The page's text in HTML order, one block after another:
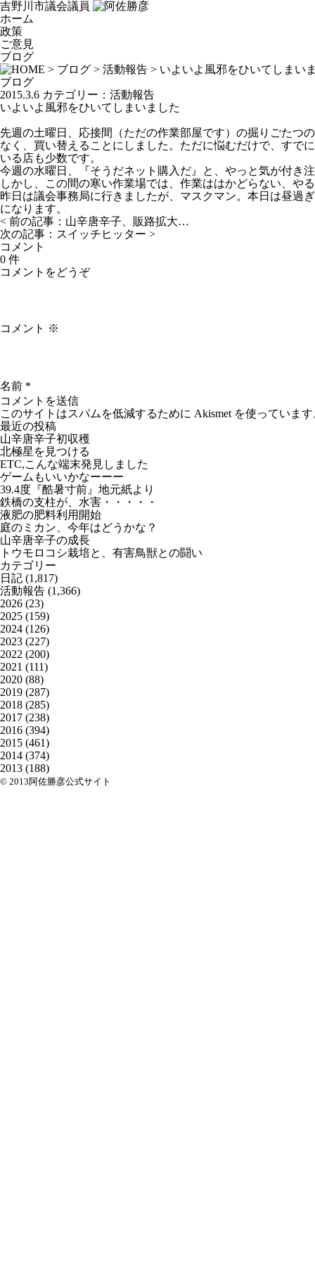
吉野川市議会議員
ホーム
政策
ご意見
ブログ
> ブログ > 活動報告 > いよいよ風邪をひいてしまい
ブログ
2015.3.6 カテゴリー： 活動報告
いよいよ風邪をひいてしまいました
先週の土曜日、応接間（ただの作業部屋です）の掘りごたつ
なく、買い替えることにしました。ただに悩むだけで、すで
いる店も少数です。
今週の水曜日、『そうだネット購入だ』と、やっと気が付き
しかし、この間の寒い作業場では、作業ははかどらない、や
昨日は議会事務局に行きましたが、マスクマン。本日は昼過
になります。
< 前の記事： 山辛唐辛子、販路拡大…
次の記事： スイッチヒッター >
コメント
0 件
コメントをどうぞ
コメント ※
名前 *
このサイトはスパムを低減するために Akismet を使っていま
最近の投稿
山辛唐辛子初収穫
北極星を見つける
ETC,こんな端末発見しました
ゲームもいいかなーーー
39.4度『酷暑寸前』地元紙より
鉄橋の支柱が、水害・・・・・
液肥の肥料利用開始
庭のミカン、今年はどうかな？
山辛唐辛子の成長
トウモロコシ栽培と、有害鳥獣との闘い
カテゴリー
日記 (1,817)
活動報告 (1,366)
2026 (23)
2025 (159)
2024 (126)
2023 (227)
2022 (200)
2021 (111)
2020 (88)
2019 (287)
2018 (285)
2017 (238)
2016 (394)
2015 (461)
2014 (374)
2013 (188)
© 2013阿佐勝彦公式サイト